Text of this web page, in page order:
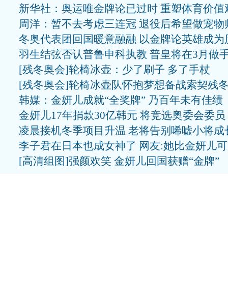
新华社：奥运唯金牌论已过时 重塑体育价值
周洋：暂不去考虑三连冠 退役后希望做宠物
冬奥代表团回国暖意融融 以金牌论英雄成为
羽生结弦否认普鲁申科执教 普皇将在3月做
[残冬奥会]轮椅冰壶：少了刷子 多了手杖
[残冬奥会]轮椅冰壶队怀抱梦想备战索契残
韩媒：金妍儿成就“全奖牌” 乃百年未有佳绩
金妍儿17年捐款30亿韩元 将竞选奥委会委员
凌晨接机冬季项目升温 老将告别唏嘘小将成
李子君在日本也成女神了 网友:她比金妍儿
[高清组图]强颜欢笑 金妍儿回国获赠“金牌”